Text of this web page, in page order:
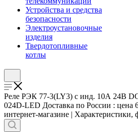
Устройства и средства
безопасности
Электроустановочные
изделия
Твердотопливные
котлы
Реле РЭК 77-3(LY3) с инд. 10А 24В
024D-LED Доставка по России : цена
интернет-магазине | Характеристики,